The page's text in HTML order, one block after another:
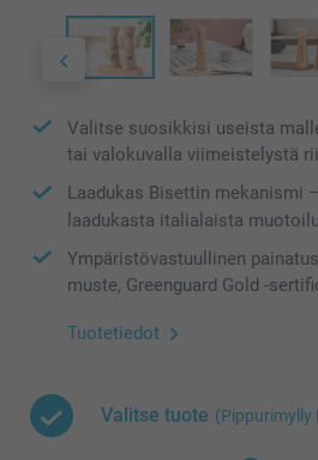
Valitse suosikkisi useista
tai valokuvalla viimeistelystä
Laadukas Bisettin mekanismi
laadukasta italialaista
Ympäristövastuullinen
muste, Greenguard Gold -
Tuotetiedot
Valitse tuote (Pippurimylly